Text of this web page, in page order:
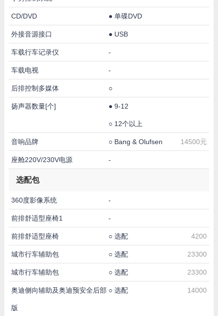
CD/DVD ● 单碟DVD
外接音源接口 ● USB
车载行车记录仪 -
车载电视 -
后排控制多媒体 ○
扬声器数量[个] ● 9-12
○ 12个以上
音响品牌 ○ Bang & Olufsen 14500元
座舱220V/230V电源 -
选配包
360度影像系统 -
前排舒适型座椅1 -
前排舒适型座椅 ○ 选配 4200
城市行车辅助包 ○ 选配 23300
城市行车辅助包 ○ 选配 23300
奥迪侧向辅助及奥迪预安全后部
版
○ 选配 14000